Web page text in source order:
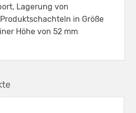
Lagerung von
in Größe
Höhe von 52 mm